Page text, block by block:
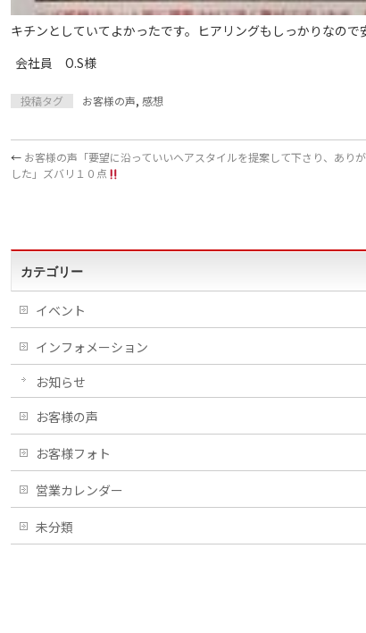
キチンとしていてよかったです。ヒアリングもしっかりなの
会社員 O.S様
投稿タグ お客様の声, 感想
← お客様の声「要望に沿っていいヘアスタイルを提案して下さり、あり
した」ズバリ１０点
カテゴリー
イベント
インフォメーション
お知らせ
お客様の声
お客様フォト
営業カレンダー
未分類